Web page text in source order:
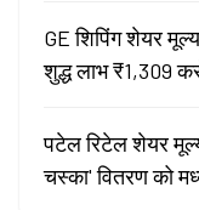
GE शिपिंग शेयर
शुद्ध लाभ ₹1,309
पटेल रिटेल शेयर
चस्का' वितरण को